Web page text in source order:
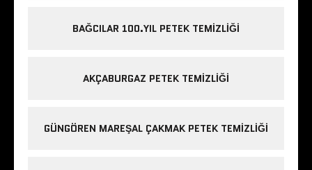
BAĞCILAR 100.YIL PETEK TEMIZLIĞI
AKÇABURGAZ PETEK TEMIZLIĞI
GÜNGÖREN MAREŞAL ÇAKMAK PETEK TEMIZLIĞI